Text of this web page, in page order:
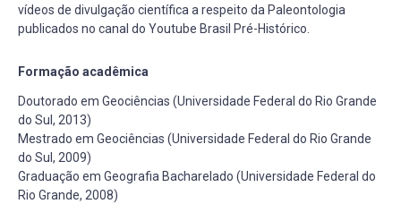
vídeos de divulgação científica a respeito da Paleontologia
publicados no canal do Youtube Brasil Pré-Histórico.
Formação acadêmica
Doutorado em Geociências (Universidade Federal do Rio Grande
do Sul, 2013)
Mestrado em Geociências (Universidade Federal do Rio Grande
do Sul, 2009)
Graduação em Geografia Bacharelado (Universidade Federal do
Rio Grande, 2008)